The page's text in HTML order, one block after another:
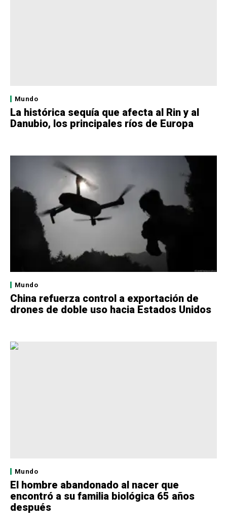
Mundo
La histórica sequía que afecta al Rin y al
Danubio, los principales ríos de Europa
Mundo
China refuerza control a exportación de
drones de doble uso hacia Estados Unidos
Mundo
El hombre abandonado al nacer que
encontró a su familia biológica 65 años
después